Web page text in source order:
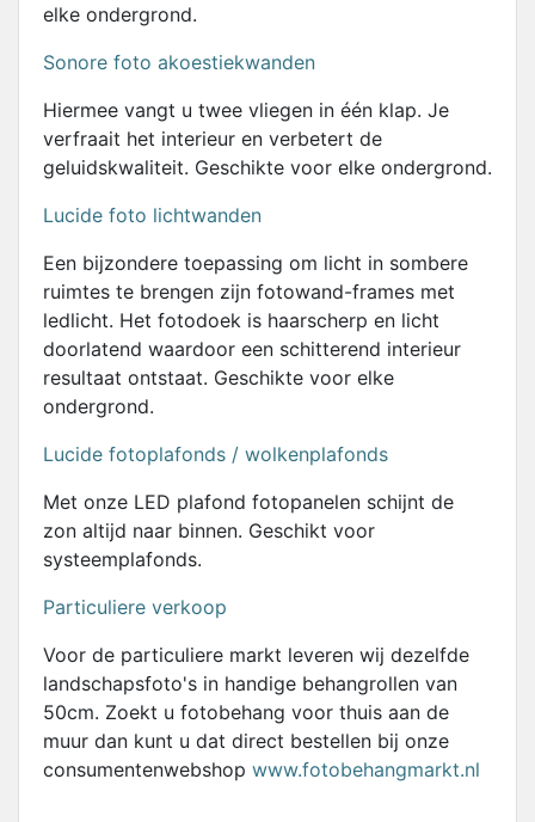
elke ondergrond.
Sonore foto akoestiekwanden
Hiermee vangt u twee vliegen in één klap. Je
verfraait het interieur en verbetert de
geluidskwaliteit. Geschikte voor elke ondergrond.
Lucide foto lichtwanden
Een bijzondere toepassing om licht in sombere
ruimtes te brengen zijn fotowand-frames met
ledlicht. Het fotodoek is haarscherp en licht
doorlatend waardoor een schitterend interieur
resultaat ontstaat. Geschikte voor elke
ondergrond.
Lucide fotoplafonds / wolkenplafonds
Met onze LED plafond fotopanelen schijnt de
zon altijd naar binnen. Geschikt voor
systeemplafonds.
Particuliere verkoop
Voor de particuliere markt leveren wij dezelfde
landschapsfoto's in handige behangrollen van
50cm. Zoekt u fotobehang voor thuis aan de
muur dan kunt u dat direct bestellen bij onze
consumentenwebshop www.fotobehangmarkt.nl